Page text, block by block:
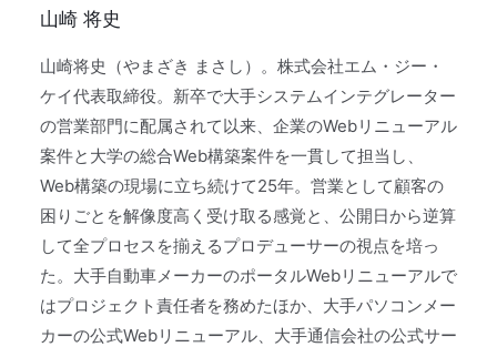
山崎 将史
山崎将史（やまざき まさし）。株式会社エム・ジー・
ケイ代表取締役。新卒で大手システムインテグレーター
の営業部門に配属されて以来、企業のWebリニューアル
案件と大学の総合Web構築案件を一貫して担当し、
Web構築の現場に立ち続けて25年。営業として顧客の
困りごとを解像度高く受け取る感覚と、公開日から逆算
して全プロセスを揃えるプロデューサーの視点を培っ
た。大手自動車メーカーのポータルWebリニューアルで
はプロジェクト責任者を務めたほか、大手パソコンメー
カーの公式Webリニューアル、大手通信会社の公式サー